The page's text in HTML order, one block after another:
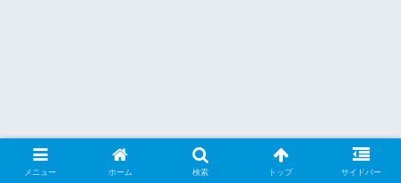
メニュー ホーム 検索 トップ サイドバー